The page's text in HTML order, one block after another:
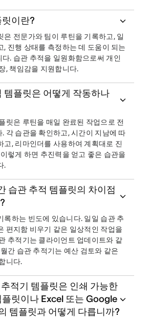
이란?
은 전문가와 팀이 루틴을 기록하고, 일
, 진행 상태를 측정하는 데 도움이 되는
. 습관 추적을 일원화함으로써 개인
, 책임감을 지원합니다.
템플릿은 어떻게 작동하나
릿은 루틴을 매일 완료된 작업으로 전
각 습관을 확인하고, 시간이 지남에 따
고, 리마인더를 사용하여 계획대로 진
렇게 하면 추진력을 얻고 좋은 습관을
.
습관 추적 템플릿의 차이점
록하는 빈도에 있습니다. 일일 습관 추
편지함 비우기 같은 일상적인 작업을
추적기는 클라이언트 업데이트와 같
간 습관 추적기는 예산 검토와 같은
니다.
적기 템플릿은 인쇄 가능한
릿이나 Excel 또는 Google
템플릿과 어떻게 다릅니까?